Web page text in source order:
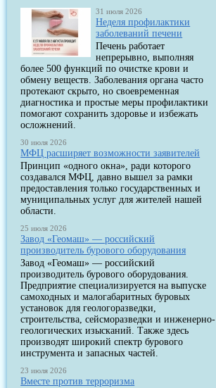
31 июля 2026
Неделя профилактики
заболеваний печени
Печень работает
непрерывно, выполняя
более 500 функций по очистке крови и
обмену веществ. Заболевания органа часто
протекают скрыто, но своевременная
диагностика и простые меры профилактики
помогают сохранить здоровье и избежать
осложнений.
30 июля 2026
МФЦ расширяет возможности заявителей
Принцип «одного окна», ради которого
создавался МФЦ, давно вышел за рамки
предоставления только государственных и
муниципальных услуг для жителей нашей
области.
25 июля 2026
Завод «Геомаш» — российский
производитель бурового оборудования
Завод «Геомаш» — российский
производитель бурового оборудования.
Предприятие специализируется на выпуске
самоходных и малогабаритных буровых
установок для геологоразведки,
строительства, сейсморазведки и инженерно-
геологических изысканий. Также здесь
производят широкий спектр бурового
инструмента и запасных частей.
23 июля 2026
Вместе против терроризма